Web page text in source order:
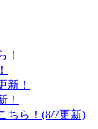
！
新！
！
ちら！(8/7更新)